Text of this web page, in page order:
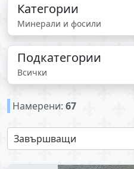
Категории
Минерали и фосили
Подкатегории
Всички
Намерени: 67
Завършващи